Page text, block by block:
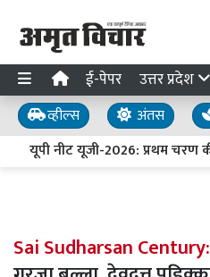
ई-पेपर उत्तर प्रदेश
व्हील्स अंतस
यूपी नीट यूजी-2026: प्रथम
Sai Sudharsan Century: